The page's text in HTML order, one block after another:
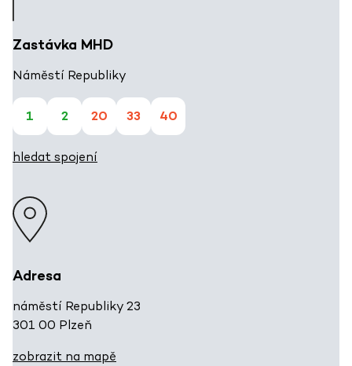
Zastávka MHD
Náměstí Republiky
1 2 20 33 40
hledat spojení
Adresa
náměstí Republiky 23
301 00 Plzeň
zobrazit na mapě